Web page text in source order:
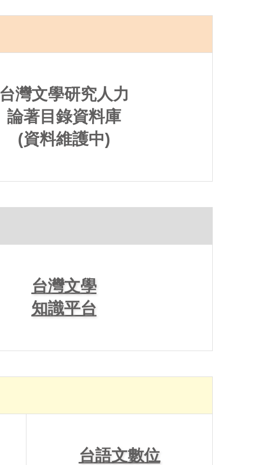
台灣文學研究人力
論著目錄資料庫
(資料維護中)
台灣文學
知識平台
台語文數位